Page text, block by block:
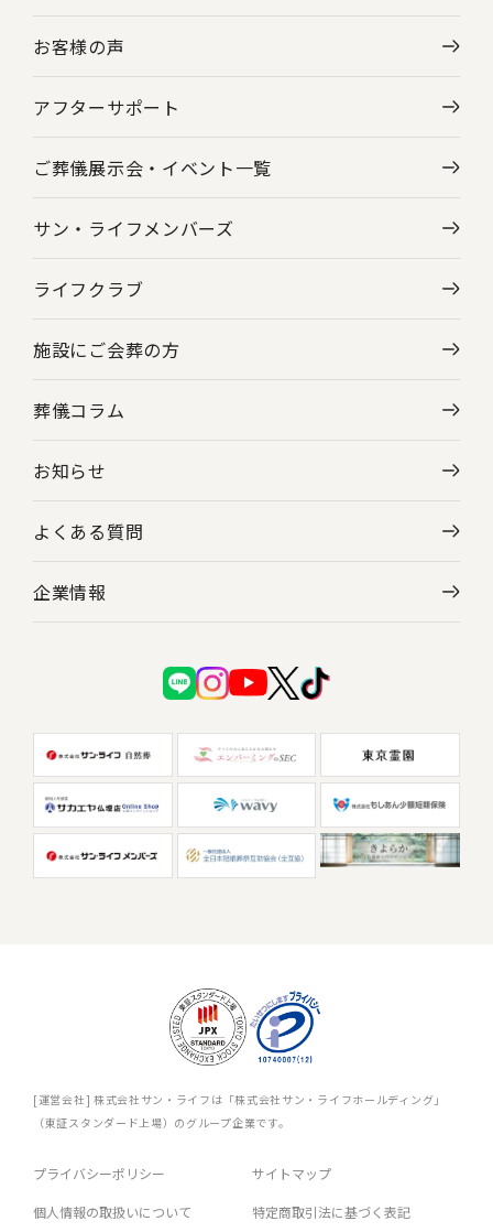
東京都の葬儀場・斎場一覧
お客様の声
アフターサポート
ご葬儀展示会・ イベント一覧
サン・ライフメンバーズ
ライフクラブ
施設にご会葬の方
葬儀コラム
お知らせ
よくある質問
企業情報
[運営会社] 株式会社サン・ライフは「株式会社サン・ライフホールディング」
（東証スタンダード上場）のグループ企業です。
プライバシーポリシー サイトマップ
個人情報の取扱いについて 特定商取引法に基づく表記